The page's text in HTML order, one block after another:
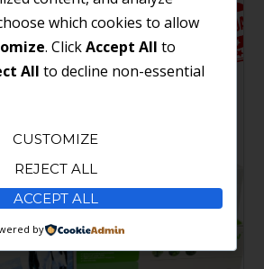
which cookies to allow
. ClickAccept All to
All to decline non-essential
CUSTOMIZE
REJECT ALL
ACCEPT ALL
by